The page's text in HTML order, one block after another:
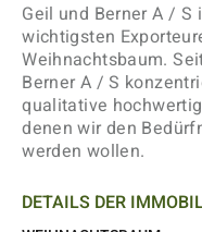
Geil und Berner A /
wichtigsten
Weihnachtsbaum.
Berner A / S
qualitative
denen wir den
werden wollen.
DETAILS DER